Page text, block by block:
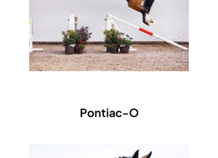
Pontiac-O